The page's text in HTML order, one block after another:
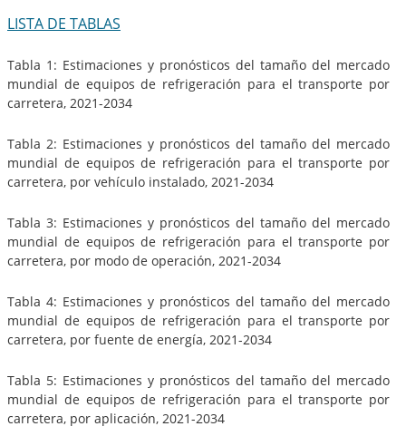
LISTA DE TABLAS
Tabla 1: Estimaciones y pronósticos del tamaño del mercado
mundial de equipos de refrigeración para el transporte por
carretera, 2021-2034
Tabla 2: Estimaciones y pronósticos del tamaño del mercado
mundial de equipos de refrigeración para el transporte por
carretera, por vehículo instalado, 2021-2034
Tabla 3: Estimaciones y pronósticos del tamaño del mercado
mundial de equipos de refrigeración para el transporte por
carretera, por modo de operación, 2021-2034
Tabla 4: Estimaciones y pronósticos del tamaño del mercado
mundial de equipos de refrigeración para el transporte por
carretera, por fuente de energía, 2021-2034
Tabla 5: Estimaciones y pronósticos del tamaño del mercado
mundial de equipos de refrigeración para el transporte por
carretera, por aplicación, 2021-2034